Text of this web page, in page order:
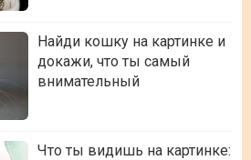
Найди кошку на картинке и
докажи, что ты самый
внимательный
Что ты видишь на картинке: